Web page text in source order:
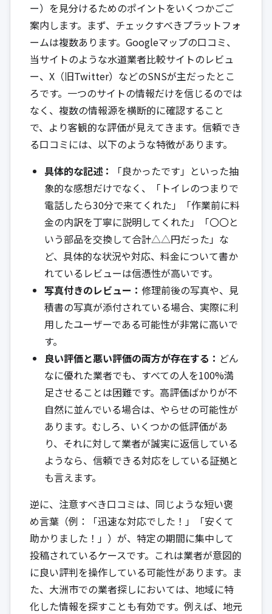
ー）を見分けるためのポイントをいくつかごご
案内します。まず、チェックすべきプラットフォ
ームは複数あります。Googleマップの口コミ、
当サイトのような水道業者比較サイトのレビュ
ー、X（旧Twitter）などのSNSが主だったとこ
ろです。一つのサイトの情報だけを信じるのでは
なく、複数の情報源を横断的に確認すること
で、より客観的な評価が見えてきます。信頼でき
る口コミには、以下のような特徴があります。
具体的な記述：
「良かったです」といった抽
象的な感想だけでなく、「トイレのつまりで
電話したら30分で来てくれた」「作業前に料
金の内訳を丁寧に説明してくれた」「〇〇と
いう部品を交換して合計△△円だった」な
ど、具体的な状況や対応、料金について書か
れているレビューは信憑性が高いです。
写真付きのレビュー： 修理前後の写真や、見
積書の写真が添付されている場合、実際に利
用したユーザーである可能性が非常に高いで
す。
良い評価と悪い評価の両方が存在する： どん
なに優れた業者でも、すべての人を100%満
足させることは困難です。高評価ばかりが不
自然に並んでいる場合は、やらせの可能性が
あります。むしろ、いくつかの低評価があ
り、それに対して業者が誠実に返信している
ようなら、信頼できる対応をしている証拠と
も言えます。
逆に、注意すべき口コミは、同じような短い褒
め言葉（例：「迅速な対応でした！」「安くて
助かりました！」）が、特定の期間に集中して
投稿されているケースです。これは業者が意図的
に良い評判を操作している可能性があります。ま
た、大洲市での業者探しにおいては、地域に特
化した情報を探すことも有効です。例えば、地元